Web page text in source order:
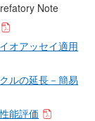
Note
オアッセイ適用
ルの延長－簡易
能評価